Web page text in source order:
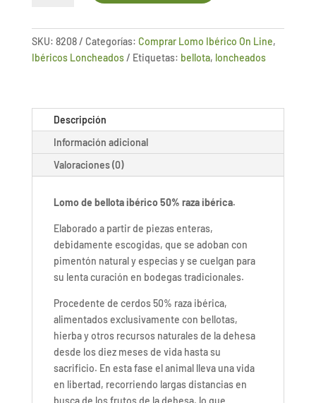
50%
raza
pieza
entera
loncheada
cantidad
SKU: 8208 Categorías: Comprar Lomo Ibérico On Line,
Ibéricos Loncheados
Etiquetas: bellota, loncheados
Descripción
Información adicional
Valoraciones (0)
Lomo de bellota ibérico 50% raza ibérica.
Elaborado a partir de piezas enteras,
debidamente escogidas, que se adoban con
pimentón natural y especias y se cuelgan para
su lenta curación en bodegas tradicionales.
Procedente de cerdos 50% raza ibérica,
alimentados exclusivamente con bellotas,
hierba y otros recursos naturales de la dehesa
desde los diez meses de vida hasta su
sacrificio. En esta fase el animal lleva una vida
en libertad, recorriendo largas distancias en
busca de los frutos de la dehesa, lo que